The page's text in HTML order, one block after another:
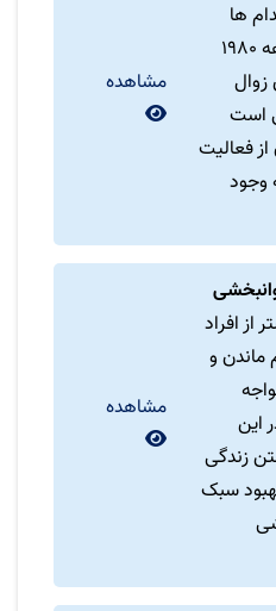
ها
Disuse، عبارتی که در دهه 1980
زوال
است
فعالیت
وجود
مشاهده
از افراد
ماندن و
این
زندگی
سبک
مشاهده